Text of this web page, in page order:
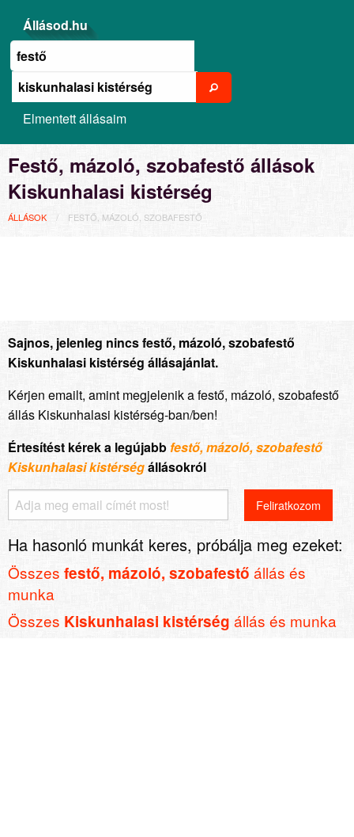
Állásod.hu
Elmentett állásaim
Festő, mázoló, szobafestő állások
Kiskunhalasi kistérség
ÁLLÁSOK FESTŐ, MÁZOLÓ, SZOBAFESTŐ
Sajnos, jelenleg nincs festő, mázoló, szobafestő
Kiskunhalasi kistérség állásajánlat.
Kérjen emailt, amint megjelenik a festő, mázoló, szobafestő
állás Kiskunhalasi kistérség-ban/ben!
Értesítést kérek a legújabb festő, mázoló, szobafestő
Kiskunhalasi kistérségállásokról
Ha hasonló munkát keres, próbálja meg ezeket:
Összes festő, mázoló, szobafestő állás és
munka
Összes Kiskunhalasi kistérség állás és munka